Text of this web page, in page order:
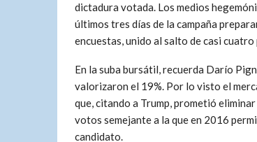
dictadura votada. Los medios
últimos tres días de la campaña
encuestas, unido al salto de casi
En la suba bursátil, recuerda Darío
valorizaron el 19%. Por lo visto el
que, citando a Trump, prometió
votos semejante a la que en 2016
candidato.